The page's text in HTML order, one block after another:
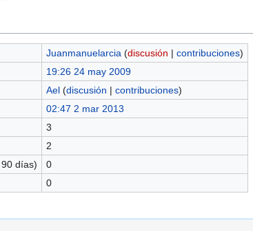
Juanmanuelarcia (discusión | contribuciones)
19:26 24 may 2009
Ael (discusión | contribuciones)
02:47 2 mar 2013
3
2
días)
0
0